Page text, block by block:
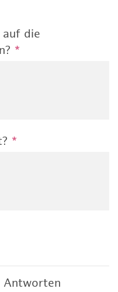
auf die
*
*
Antworten